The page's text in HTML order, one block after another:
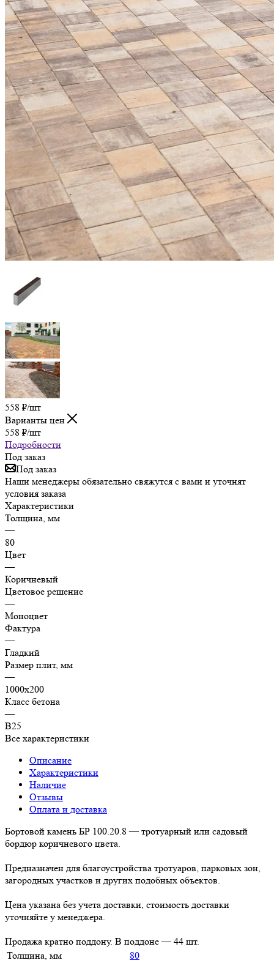
558 ₽/шт
Варианты цен
558 ₽/шт
Подробности
Под заказ
Под заказ
Наши менеджеры обязательно свяжутся с вами и уточнят
условия заказа
Характеристики
Толщина, мм
—
80
Цвет
—
Коричневый
Цветовое решение
—
Моноцвет
Фактура
—
Гладкий
Размер плит, мм
—
1000х200
Класс бетона
—
В25
Все характеристики
Описание
Характеристики
Наличие
Отзывы
Оплата и доставка
Бортовой камень БР 100.20.8 — тротуарный или садовый
бордюр коричневого цвета.
Предназначен для благоустройства тротуаров, парковых зон,
загородных участков и других подобных объектов.
Цена указана без учета доставки, стоимость доставки
уточняйте у менеджера.
Продажа кратно поддону. В поддоне — 44 шт.
Толщина, мм
80